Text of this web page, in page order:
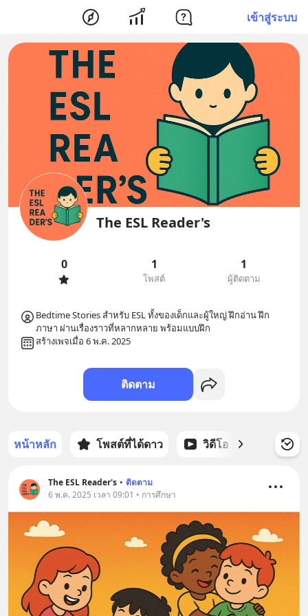
เข้าสู่ระบบ
The ESL Reader's
0 1
โพสต์
1
ผู้ติดตาม
Bedtime Stories สำหรับ ESL ทั้งของเด็กและผู้ใหญ่ ฝึกอ่าน ฝึก
ภาษา ผ่านเรื่องราวที่หลากหลาย พร้อมแบบฝึก
สร้างเพจเมื่อ 6 พ.ค. 2025
ติดตาม
หน้าหลัก โพสต์ที่ได้ดาว วิดีโอ พอดแ
The ESL Reader's • ติดตาม
6 พ.ค. 2025 เวลา 09:01 • การศึกษา